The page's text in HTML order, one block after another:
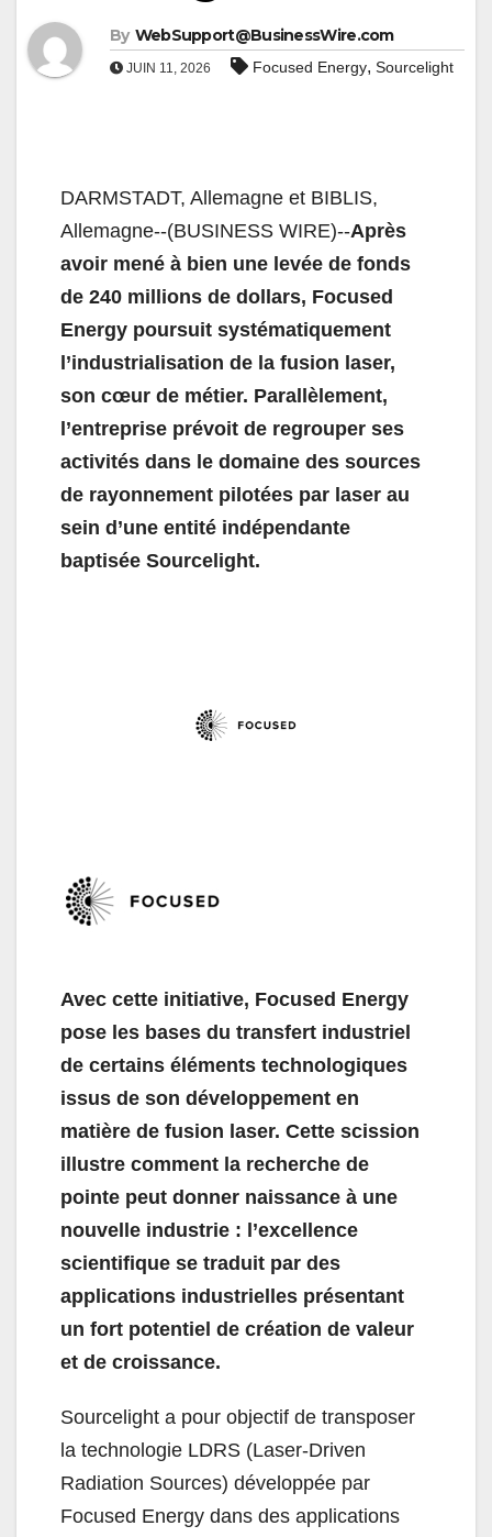
By WebSupport@BusinessWire.com
JUIN 11, 2026 Focused Energy, Sourcelight
DARMSTADT, Allemagne et BIBLIS,
Allemagne--(BUSINESS WIRE)--Après
avoir mené à bien une levée de fonds
de 240 millions de dollars, Focused
Energy poursuit systématiquement
l’industrialisation de la fusion laser,
son cœur de métier. Parallèlement,
l’entreprise prévoit de regrouper ses
activités dans le domaine des sources
de rayonnement pilotées par laser au
sein d’une entité indépendante
baptisée Sourcelight.
Avec cette initiative, Focused Energy
pose les bases du transfert industriel
de certains éléments technologiques
issus de son développement en
matière de fusion laser. Cette scission
illustre comment la recherche de
pointe peut donner naissance à une
nouvelle industrie : l’excellence
scientifique se traduit par des
applications industrielles présentant
un fort potentiel de création de valeur
et de croissance.
Sourcelight a pour objectif de transposer
la technologie LDRS (Laser-Driven
Radiation Sources) développée par
Focused Energy dans des applications